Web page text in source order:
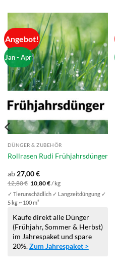
Angebot!
Jan - Apr
DÜNGER & ZUBEHÖR
Rollrasen Rudi Frühjahrsdünger
ab 27,00€
12,80€ Ursprünglicher
Preis
war:
12,80 €
10,80€Aktueller
Preis
ist:
/kg
✓ Tierunschädlich ✓ Langzeitdüngung ✓
5 kg ~ 100 m²
Kaufe direkt alle Dünger
(Frühjahr, Sommer & Herbst)
im Jahrespaket und spare
20%.Zum Jahrespaket >